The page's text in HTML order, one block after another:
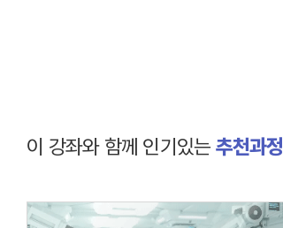
이 강좌와 함께 인기있는 추천과정